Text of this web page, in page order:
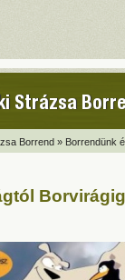
Strázsa
Borrend » Borrendünk